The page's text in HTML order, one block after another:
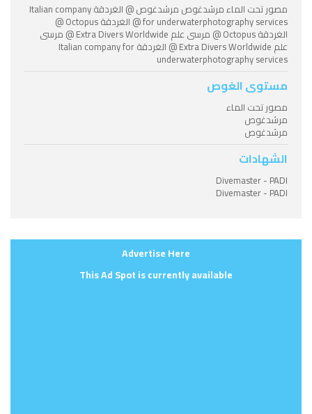
مصور تحت الماء مرشدغوص مرشدغوص @ الغردقة Italian company
for underwaterphotography services @ الغردقة Octopus @
الغردقة Octopus @ مرسى علم Extra Divers Worldwide @ مرسى
علم Extra Divers Worldwide @ الغردقة Italian company for
underwaterphotography services
مستوى الغوص
مصور تحت الماء
مرشدغوص
مرشدغوص
الشهادات
Divemaster - PADI
Divemaster - PADI
Advertise Here
This Ad Spot is currently available